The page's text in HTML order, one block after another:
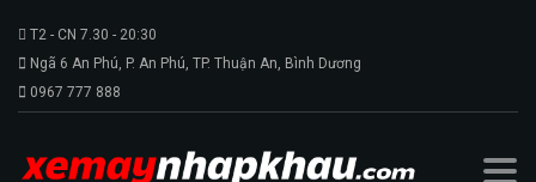
T2 - CN 7.30 - 20:30
Ngã 6 An Phú, P. An Phú, TP. Thuận An, Bình Dương
0967 777 888